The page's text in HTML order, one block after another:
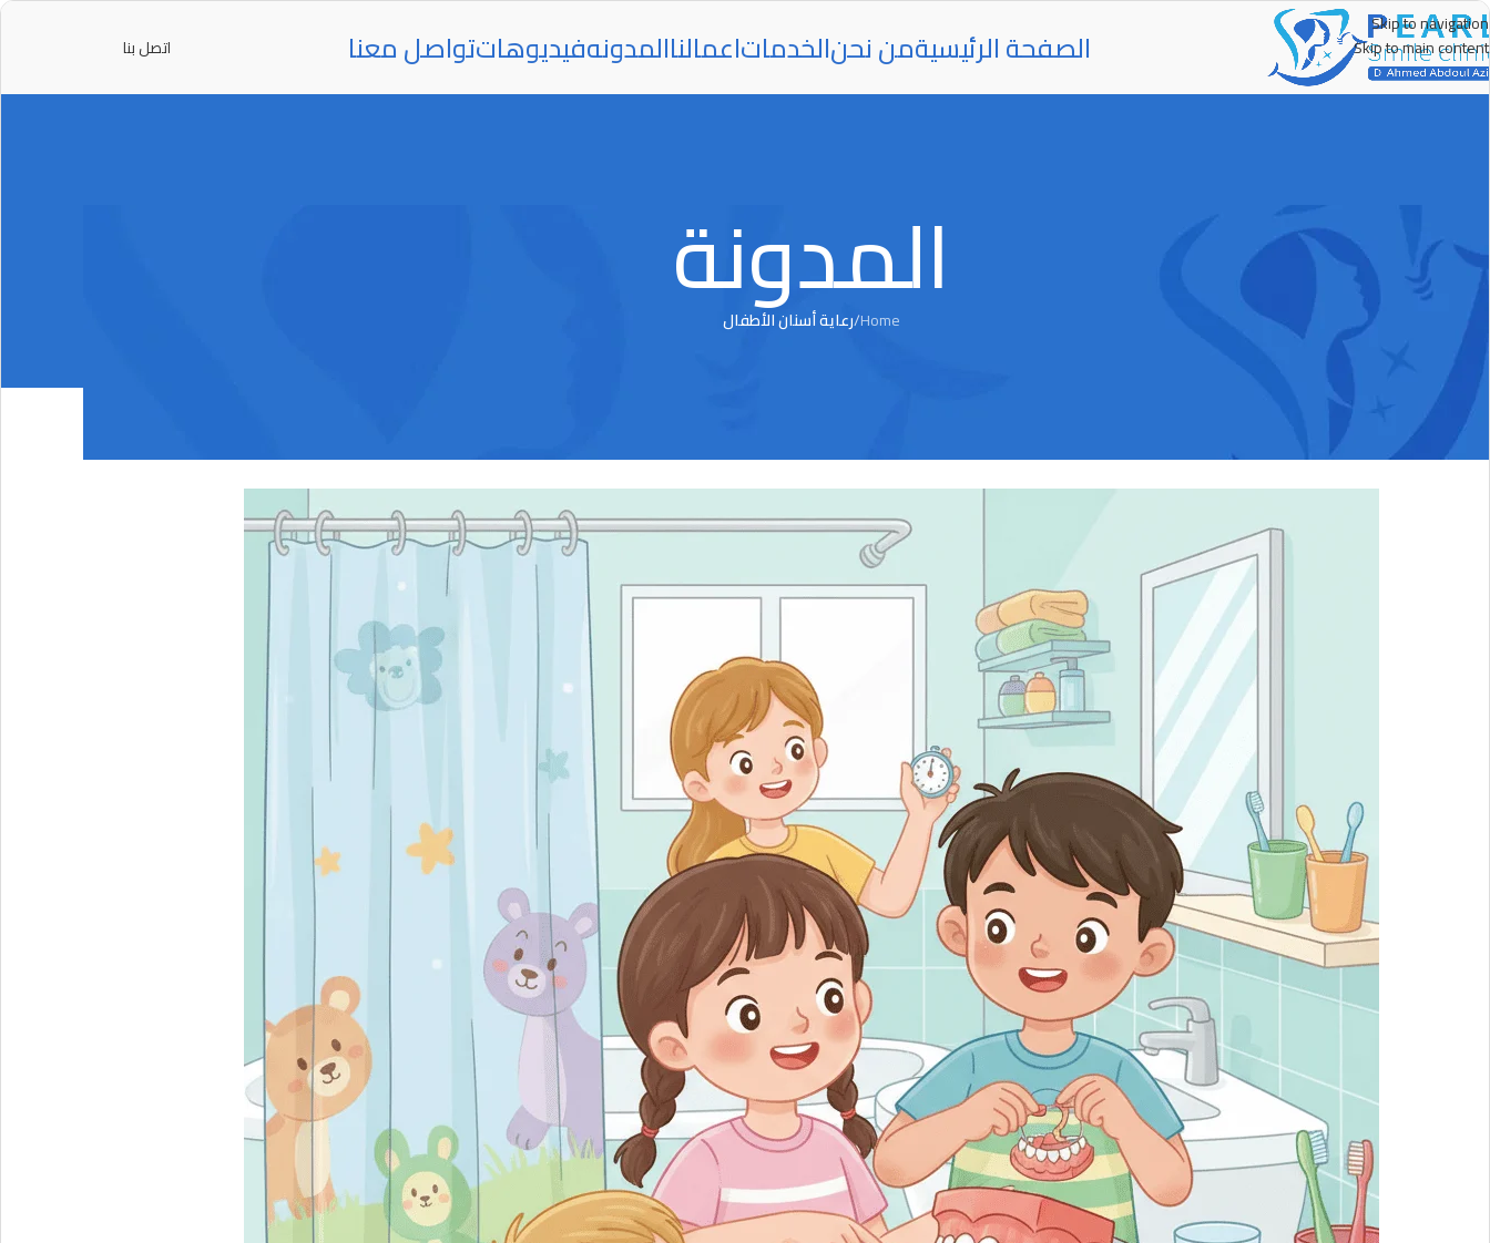
Skip to navigation
Skip to main content
الصفحة الرئيسيةمن نحنالخدماتاعمالناالمدونهفيديوهاتتواصل معنا اتصل بنا
المدونة
Home
/رعاية أسنان الأطفال